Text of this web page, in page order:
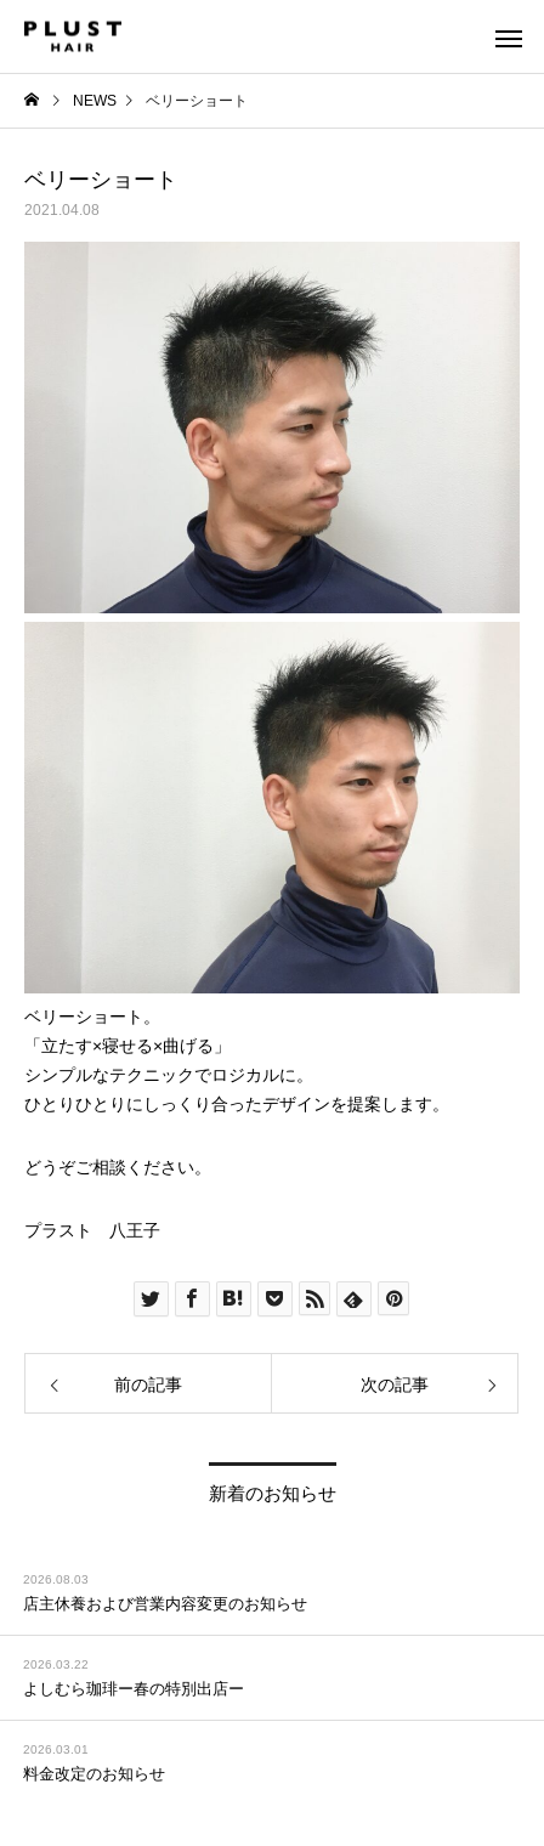
NEWS ベリーショート
ベリーショート
2021.04.08
ベリーショート。
「立たす×寝せる×曲げる」
シンプルなテクニックでロジカルに。
ひとりひとりにしっくり合ったデザインを提案します。
どうぞご相談ください。
プラスト 八王子
前の記事 次の記事
新着のお知らせ
2026.08.03
店主休養および営業内容変更のお知らせ
2026.03.22
よしむら珈琲ー春の特別出店ー
2026.03.01
料金改定のお知らせ